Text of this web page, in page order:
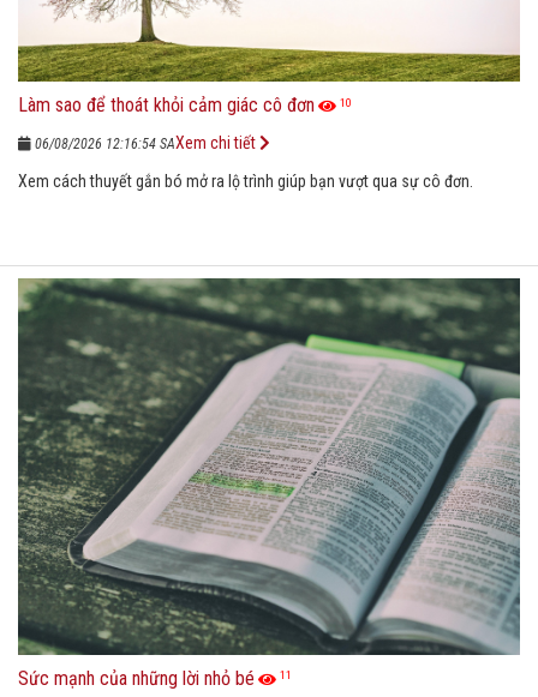
Làm sao để thoát khỏi cảm giác cô đơn 10
06/08/2026 12:16:54 SA
Xem cách thuyết gắn bó mở ra lộ trình giúp bạn vượt qua sự cô đơn.
Xem chi tiết
Sức mạnh của những lời nhỏ bé 11